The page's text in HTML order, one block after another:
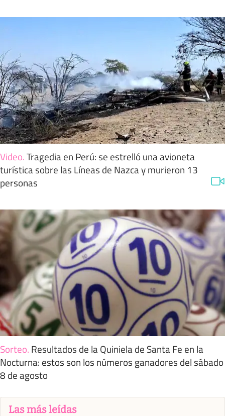
Video.Tragedia en Perú: se estrelló una avioneta
turística sobre las Líneas de Nazca y murieron 13
personas
Sorteo. Resultados de la Quiniela de Santa Fe en la
Nocturna: estos son los números ganadores del sábado
8 de agosto
Las más leídas